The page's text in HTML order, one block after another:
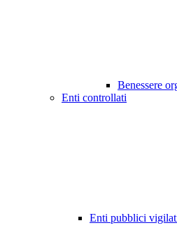
Benessere
Enti controllati
Enti pubblici